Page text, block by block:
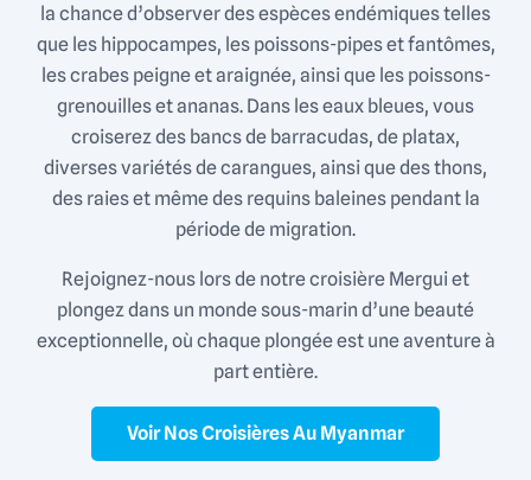
la chance d’observer des espèces endémiques telles
que les hippocampes, les poissons-pipes et fantômes,
les crabes peigne et araignée, ainsi que les poissons-
grenouilles et ananas. Dans les eaux bleues, vous
croiserez des bancs de barracudas, de platax,
diverses variétés de carangues, ainsi que des thons,
des raies et même des requins baleines pendant la
période de migration.
Rejoignez-nous lors de notre croisière Mergui et
plongez dans un monde sous-marin d’une beauté
exceptionnelle, où chaque plongée est une aventure à
part entière.
Voir Nos Croisières Au Myanmar